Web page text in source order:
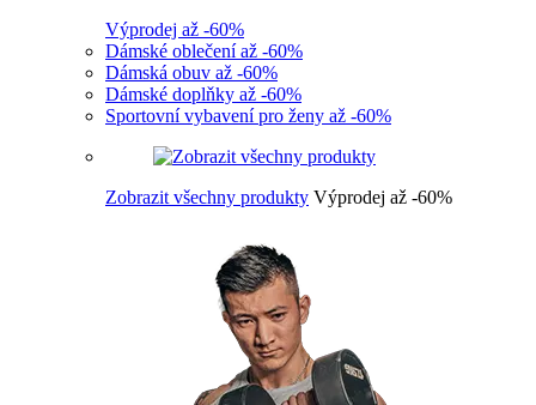
Výprodej až -60%
Dámské oblečení až -60%
Dámská obuv až -60%
Dámské doplňky až -60%
Sportovní vybavení pro ženy až -60%
Zobrazit všechny produkty Výprodej až -60%